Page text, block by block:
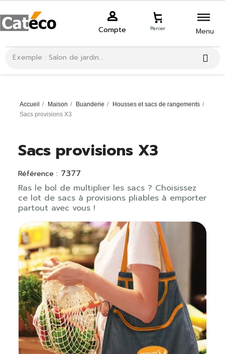
Compte Panier Menu
Accueil Maison Buanderie
Housses et sacs de rangements
Sacs provisions X3
Sacs provisions X3
Référence : 7377
Ras le bol de multiplier les sacs ? Choisissez
ce lot de sacs à provisions pliables à emporter
partout avec vous !